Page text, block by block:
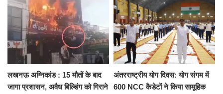
लखनऊ अग्निकांड : 15 मौतों के बाद
जागा प्रशासन, अवैध बिल्डिंग को गिराने
अंतरराष्ट्रीय योग दिवस: योग संगम में
600 NCC कैडेटों ने किया सामूहिक